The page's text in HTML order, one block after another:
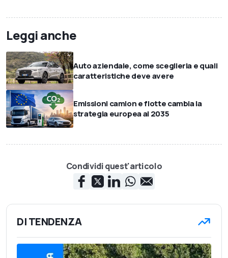
Leggi anche
Auto aziendale, come sceglierla e quali
caratteristiche deve avere
Emissioni camion e flotte cambia la
strategia europea al 2035
Condividi quest'articolo
DI TENDENZA